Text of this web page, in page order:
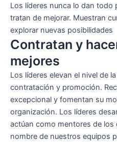
Los líderes nunca lo dan todo
tratan de mejorar. Muestran
explorar nuevas posibilidades
Contratan y
mejores
Los líderes elevan el nivel de
contratación y promoción.
excepcional y fomentan su
organización. Los líderes
actúan como mentores de los
nombre de nuestros equipos